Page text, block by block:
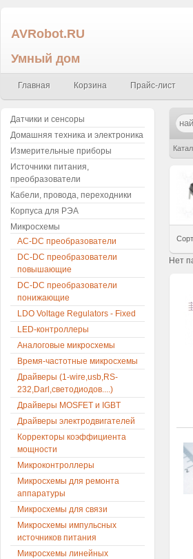
AVRobot.RU
Умный дом
Главная Корзина Прайс-лист
Нет
Датчики и сенсоры
Домашняя техника и электроника
Измерительные приборы
Источники питания,
преобразователи
Кабели, провода, переходники
Корпуса для РЭА
Микросхемы
AC-DC преобразователи
DC-DC преобразователи
повышающие
DC-DC преобразователи
понижающие
LDO Voltage Regulators - Fixed
LED-контроллеры
Аналоговые микросхемы
Время-частотные микросхемы
Драйверы (1-wire,usb,RS-
232,Darl,светодиодов....)
Драйверы MOSFET и IGBT
Драйверы электродвигателей
Корректоры коэффициента
мощности
Микроконтроллеры
Микросхемы для ремонта
аппаратуры
Микросхемы для связи
Микросхемы импульсных
источников питания
Микросхемы линейных